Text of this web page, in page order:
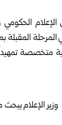
الإعلام
في المرحلة
تمهيداً